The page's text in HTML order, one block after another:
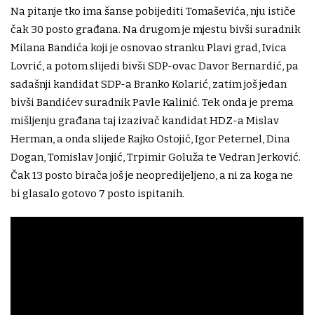
Na pitanje tko ima šanse pobijediti Tomaševića, nju ističe
čak 30 posto građana. Na drugom je mjestu bivši suradnik
Milana Bandića koji je osnovao stranku Plavi grad, Ivica
Lovrić, a potom slijedi bivši SDP-ovac Davor Bernardić, pa
sadašnji kandidat SDP-a Branko Kolarić, zatim još jedan
bivši Bandićev suradnik Pavle Kalinić. Tek onda je prema
mišljenju građana taj izazivač kandidat HDZ-a Mislav
Herman, a onda slijede Rajko Ostojić, Igor Peternel, Dina
Dogan, Tomislav Jonjić, Trpimir Goluža te Vedran Jerković.
Čak 13 posto birača još je neopredijeljeno, a ni za koga ne
bi glasalo gotovo 7 posto ispitanih.